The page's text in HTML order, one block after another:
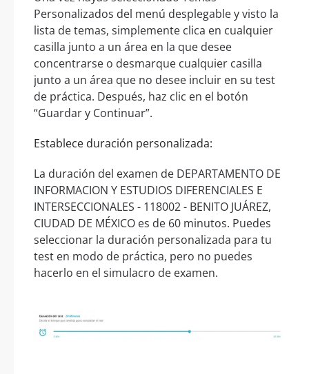
Personalizados del menú desplegable y visto la
lista de temas, simplemente clica en cualquier
casilla junto a un área en la que desee
concentrarse o desmarque cualquier casilla
junto a un área que no desee incluir en su test
de práctica. Después, haz clic en el botón
“Guardar y Continuar”.
Establece duración personalizada:
La duración del examen de DEPARTAMENTO DE
INFORMACION Y ESTUDIOS DIFERENCIALES E
INTERSECCIONALES - 118002 - BENITO JUÁREZ,
CIUDAD DE MÉXICO es de 60 minutos. Puedes
seleccionar la duración personalizada para tu
test en modo de práctica, pero no puedes
hacerlo en el simulacro de examen.